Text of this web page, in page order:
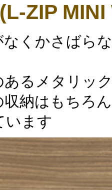
ZIP
くかさばら
るメタリッ
納はもちろ
います